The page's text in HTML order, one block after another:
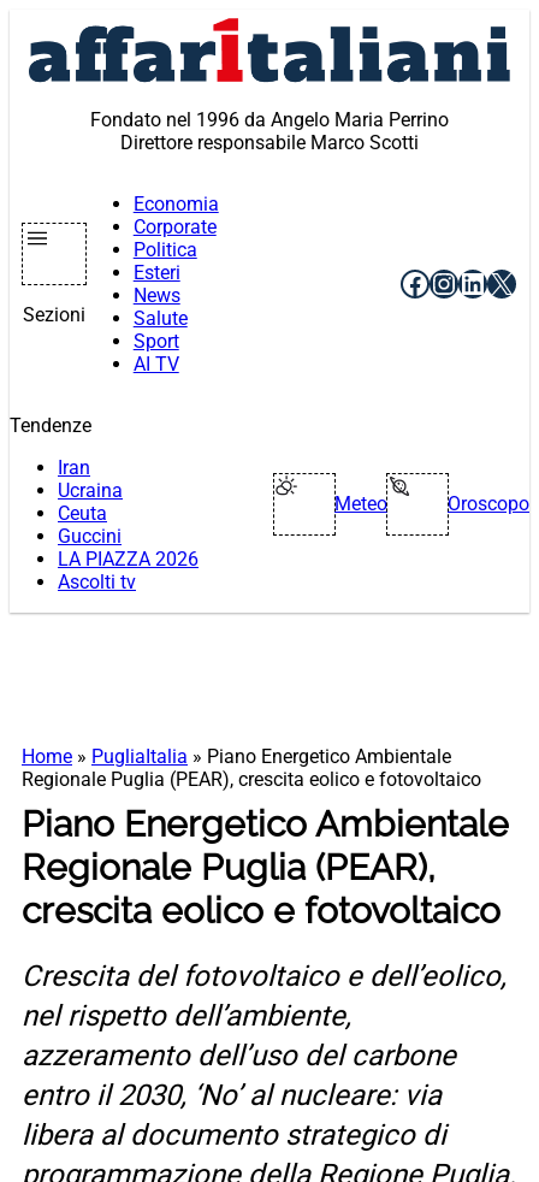
contenuto
Fondato nel 1996 da Angelo Maria Perrino
Direttore responsabile Marco Scotti
Sezioni
Economia
Corporate
Politica
Esteri
News
Salute
Sport
AI TV
Facebook
X
Tendenze
Iran
Ucraina
Ceuta
Guccini
LA PIAZZA 2026
Ascolti tv
Meteo Oroscopo
Home » PugliaItalia » Piano Energetico Ambientale
Regionale Puglia (PEAR), crescita eolico e fotovoltaico
Piano Energetico Ambientale
Regionale Puglia (PEAR),
crescita eolico e fotovoltaico
Crescita del fotovoltaico e dell’eolico,
nel rispetto dell’ambiente,
azzeramento dell’uso del carbone
entro il 2030, ‘No’ al nucleare: via
libera al documento strategico di